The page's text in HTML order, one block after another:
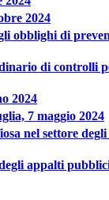
2024
di
di controlli
2024
7 maggio 2024
nel settore
appalti pubblici